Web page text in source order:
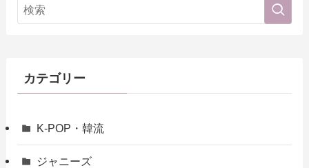
カテゴリー
K-POP・韓流
ジャニーズ